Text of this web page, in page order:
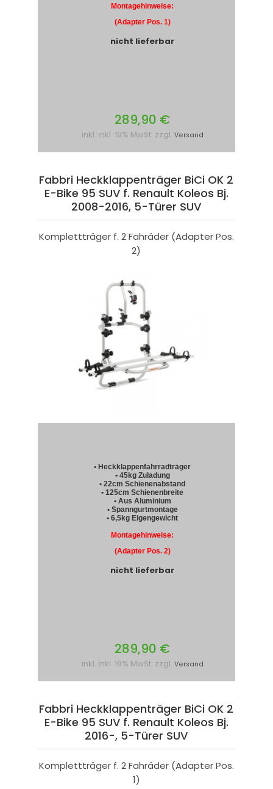
Montagehinweise:
(Adapter Pos. 1)
nicht lieferbar
289,90 €
inkl. inkl. 19% MwSt. zzgl. Versand
Fabbri Heckklappenträger BiCi OK 2
E-Bike 95 SUV f. Renault Koleos Bj.
2008-2016, 5-Türer SUV
Komplettträger f. 2 Fahräder (Adapter Pos.
2)
• Heckklappenfahrradträger
• 45kg Zuladung
• 22cm Schienenabstand
• 125cm Schienenbreite
• Aus Aluminium
• Spanngurtmontage
• 6,5kg Eigengewicht
Montagehinweise:
(Adapter Pos. 2)
nicht lieferbar
289,90 €
inkl. inkl. 19% MwSt. zzgl. Versand
Fabbri Heckklappenträger BiCi OK 2
E-Bike 95 SUV f. Renault Koleos Bj.
2016-, 5-Türer SUV
Komplettträger f. 2 Fahräder (Adapter Pos.
1)